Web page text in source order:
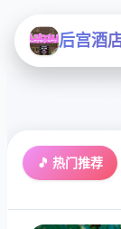
后宫酒
🎵 热门推荐